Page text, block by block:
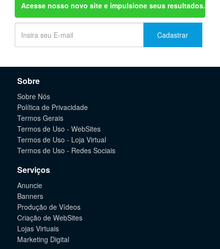
Acesse nosso novo site e impulsione seus resultados.
Cadastrar
Sobre
Sobre Nós
Política de Privacidade
Termos Gerais
Termos de Uso - WebSites
Termos de Uso - Loja Virtual
Termos de Uso - Redes Sociais
Serviços
Anuncie
Banners
Produção de Vídeos
Criação de WebSites
Lojas Virtuais
Marketing Digital